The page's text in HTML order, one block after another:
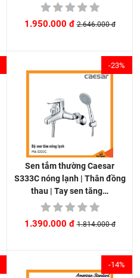
1.950.000 đ 2.646.000 đ
-23%
Sen tắm thường Caesar
S333C nóng lạnh | Thân đồng
thau | Tay sen tăng…
1.390.000 đ 1.814.000 đ
-14%